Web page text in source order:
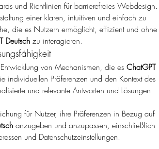
und Richtlinien für barrierefreies Webdesign.
einer klaren, intuitiven und einfach zu
die es Nutzern ermöglicht, effizient und ohne
Deutsch zu interagieren.
Entwicklung von Mechanismen, die es ChatGPT
individuellen Präferenzen und den Kontext des
und relevante Antworten und Lösungen
für Nutzer, ihre Präferenzen in Bezug auf
anzugeben und anzupassen, einschließlich
und Datenschutzeinstellungen.